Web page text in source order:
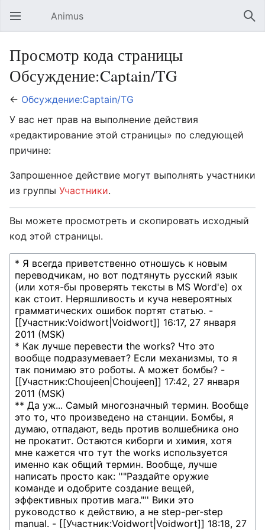
Открыть главное меню Animus
Просмотр кода страницы
Обсуждение:Captain/TG
← Обсуждение:Captain/TG
У вас нет прав на выполнение действия
«редактирование этой страницы» по следующей
причине:
Запрошенное действие могут выполнять участники
из группы Участники.
Вы можете просмотреть и скопировать исходный
код этой страницы.